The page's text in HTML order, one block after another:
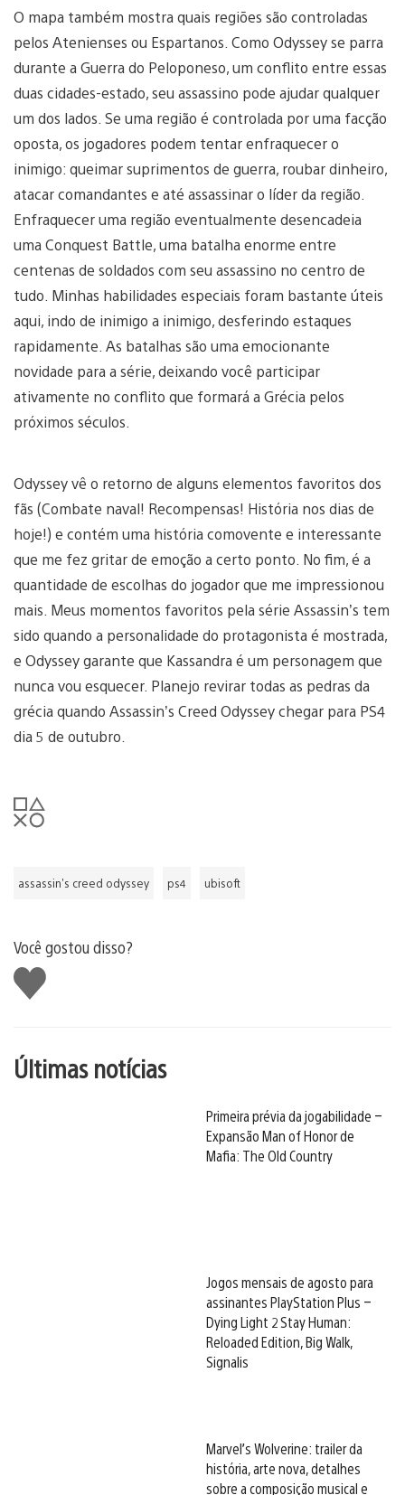
O mapa também mostra quais regiões são controladas
pelos Atenienses ou Espartanos. Como Odyssey se parra
durante a Guerra do Peloponeso, um conflito entre essas
duas cidades-estado, seu assassino pode ajudar qualquer
um dos lados. Se uma região é controlada por uma facção
oposta, os jogadores podem tentar enfraquecer o
inimigo: queimar suprimentos de guerra, roubar dinheiro,
atacar comandantes e até assassinar o líder da região.
Enfraquecer uma região eventualmente desencadeia
uma Conquest Battle, uma batalha enorme entre
centenas de soldados com seu assassino no centro de
tudo. Minhas habilidades especiais foram bastante úteis
aqui, indo de inimigo a inimigo, desferindo estaques
rapidamente. As batalhas são uma emocionante
novidade para a série, deixando você participar
ativamente no conflito que formará a Grécia pelos
próximos séculos.
Odyssey vê o retorno de alguns elementos favoritos dos
fãs (Combate naval! Recompensas! História nos dias de
hoje!) e contém uma história comovente e interessante
que me fez gritar de emoção a certo ponto. No fim, é a
quantidade de escolhas do jogador que me impressionou
mais. Meus momentos favoritos pela série Assassin’s tem
sido quando a personalidade do protagonista é mostrada,
e Odyssey garante que Kassandra é um personagem que
nunca vou esquecer. Planejo revirar todas as pedras da
grécia quando Assassin’s Creed Odyssey chegar para PS4
dia 5 de outubro.
assassin's creed odyssey ps4 ubisoft
Você gostou disso?
Curtir
Últimas notícias
Primeira prévia da jogabilidade –
Expansão Man of Honor de
Mafia: The Old Country
Jogos mensais de agosto para
assinantes PlayStation Plus –
Dying Light 2 Stay Human:
Reloaded Edition, Big Walk,
Signalis
Marvel’s Wolverine: trailer da
história, arte nova, detalhes
sobre a composição musical e